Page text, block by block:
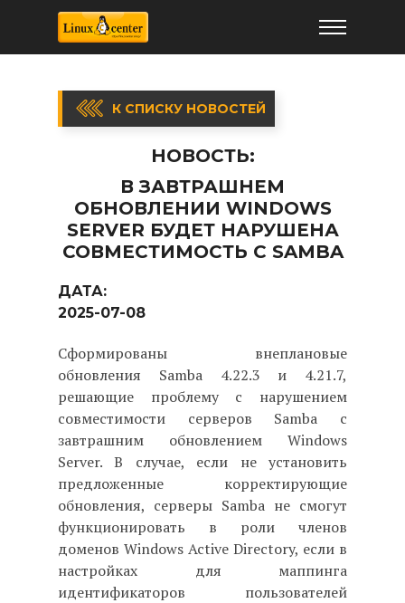
К СПИСКУ НОВОСТЕЙ
НОВОСТЬ:
В ЗАВТРАШНЕМ
ОБНОВЛЕНИИ WINDOWS
SERVER БУДЕТ НАРУШЕНА
СОВМЕСТИМОСТЬ С SAMBA
ДАТА:
2025-07-08
Сформированы внеплановые
обновления Samba 4.22.3 и 4.21.7,
решающие проблему с нарушением
совместимости серверов Samba с
завтрашним обновлением Windows
Server. В случае, если не установить
предложенные корректирующие
обновления, серверы Samba не смогут
функционировать в роли членов
доменов Windows Active Directory, если в
настройках для маппинга
идентификаторов пользователей